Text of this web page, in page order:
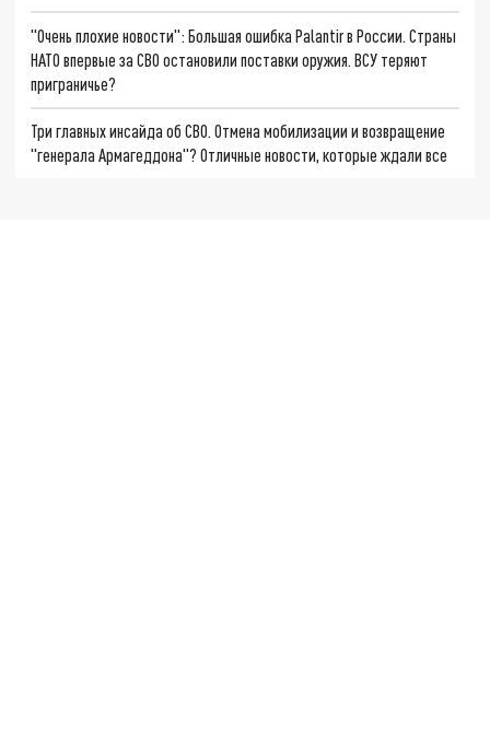
"Очень плохие новости": Большая ошибка Palantir в России. Страны
НАТО впервые за СВО остановили поставки оружия. ВСУ теряют
приграничье?
Три главных инсайда об СВО. Отмена мобилизации и возвращение
"генерала Армагеддона"? Отличные новости, которые ждали все